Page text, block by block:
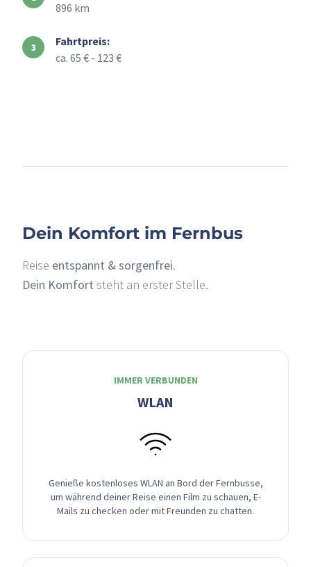
896 km
Fahrtpreis:
ca. 65 € - 123 €
Dein Komfort im Fernbus
Reise entspannt & sorgenfrei.
Dein Komfort steht an erster Stelle.
IMMER VERBUNDEN
WLAN
Genieße kostenloses WLAN an Bord der Fernbusse,
um während deiner Reise einen Film zu schauen, E-
Mails zu checken oder mit Freunden zu chatten.